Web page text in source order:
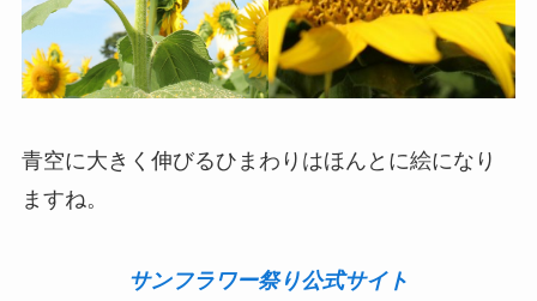
青空に大きく伸びるひまわりはほんとに絵になり
ますね。
サンフラワー祭り公式サイト